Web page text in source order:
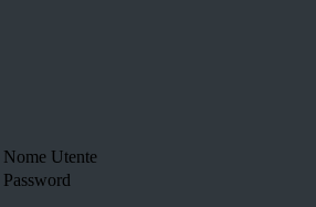
Nome Utente
Password